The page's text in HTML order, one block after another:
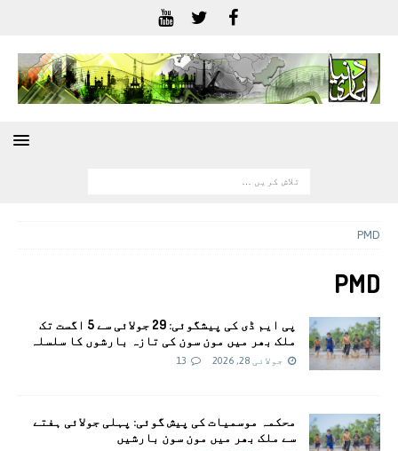
PMD
PMD
پی ایم ڈی کی پیشگوئی: 29 جولائی سے 5 اگست تک
ملک بھر میں مون سون کی تازہ بارشوں کا سلسلہ
جولائی 28, 2026 13
محکمہ موسميات کی پیش گوئی: پہلی جولائی ہفتے
سے ملک بھر میں مون سون بارشیں